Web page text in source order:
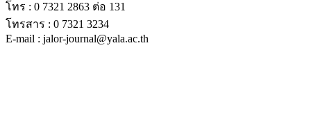
โทร : 0 7321 2863 ต่อ 131
โทรสาร : 0 7321 3234
E-mail : jalor-journal@yala.ac.th